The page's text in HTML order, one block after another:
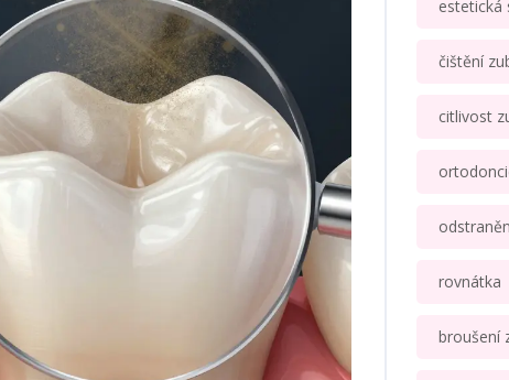
estetická
čištění
citlivost
rovnátka
broušení